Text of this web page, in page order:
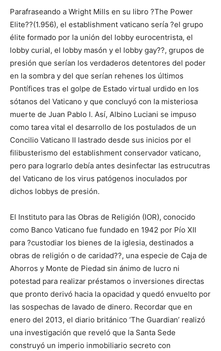
Parafraseando a Wright Mills en su libro ?The Power
Elite??(1.956), el establishment vaticano sería ?el grupo
élite formado por la unión del lobby eurocentrista, el
lobby curial, el lobby masón y el lobby gay??, grupos de
presión que serían los verdaderos detentores del poder
en la sombra y del que serían rehenes los últimos
Pontífices tras el golpe de Estado virtual urdido en los
sótanos del Vaticano y que concluyó con la misteriosa
muerte de Juan Pablo I. Así, Albino Luciani se impuso
como tarea vital el desarrollo de los postulados de un
Concilio Vaticano II lastrado desde sus inicios por el
filibusterismo del establishment conservador vaticano,
pero para lograrlo debía antes desinfectar las estrucutras
del Vaticano de los virus patógenos inoculados por
dichos lobbys de presión.
El Instituto para las Obras de Religión (IOR), conocido
como Banco Vaticano fue fundado en 1942 por Pío XII
para ?custodiar los bienes de la iglesia, destinados a
obras de religión o de caridad??, una especie de Caja de
Ahorros y Monte de Piedad sin ánimo de lucro ni
potestad para realizar préstamos o inversiones directas
que pronto derivó hacia la opacidad y quedó envuelto por
las sospechas de lavado de dinero. Recordar que en
enero del 2013, el diario británico ‘The Guardian’ realizó
una investigación que reveló que la Santa Sede
construyó un imperio inmobiliario secreto con